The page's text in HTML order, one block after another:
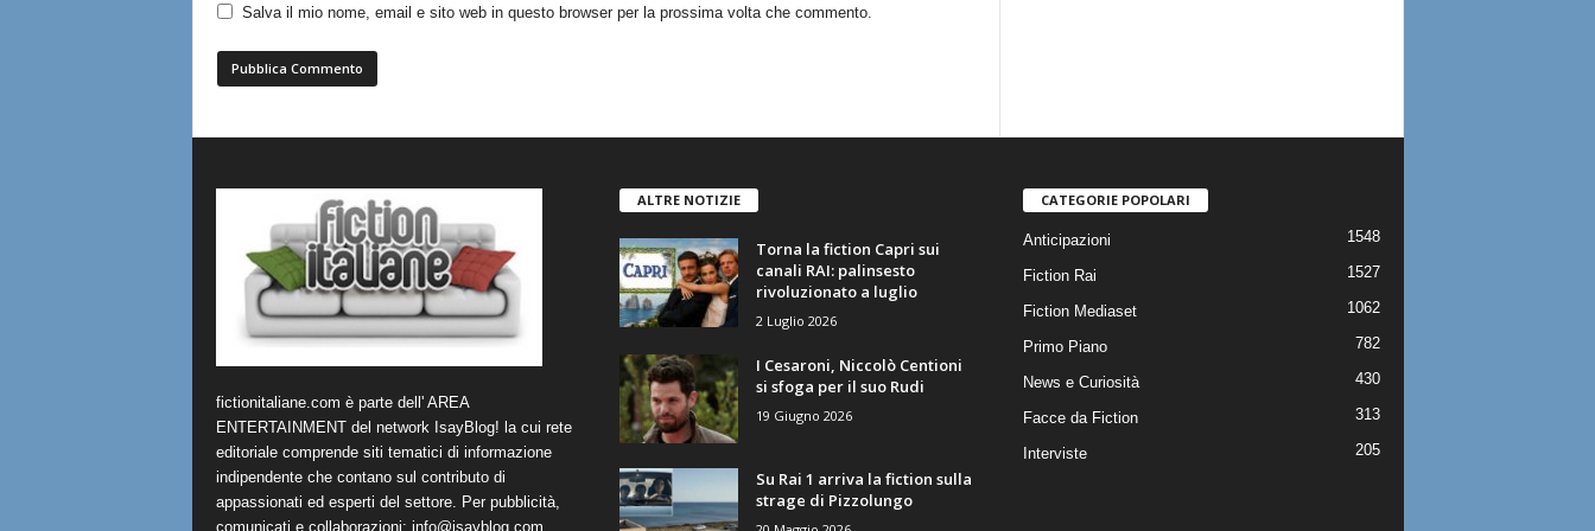
Salva il mio nome, email e sito web in questo browser per la prossima volta che commento.
fictionitaliane.com è parte dell' AREA
ENTERTAINMENT del network IsayBlog! la cui rete
editoriale comprende siti tematici di informazione
indipendente che contano sul contributo di
appassionati ed esperti del settore. Per pubblicità,
comunicati e collaborazioni: info@isayblog.com
ALTRE NOTIZIE
Torna la fiction Capri sui
canali RAI: palinsesto
rivoluzionato a luglio
2 Luglio 2026
I Cesaroni, Niccolò Centioni
si sfoga per il suo Rudi
19 Giugno 2026
Su Rai 1 arriva la fiction sulla
strage di Pizzolungo
CATEGORIE POPOLARI
Anticipazioni 1548
Fiction Rai 1527
Fiction Mediaset 1062
Primo Piano 782
News e Curiosità 430
Facce da Fiction 313
Interviste 205